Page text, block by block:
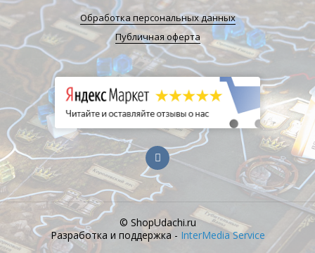
Обработка персональных данных
Публичная оферта
© ShopUdachi.ru
Разработка и поддержка - InterMedia Service